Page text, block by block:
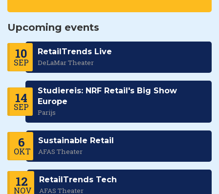
Upcoming events
10
SEP
RetailTrends Live
DeLaMar Theater
14
SEP
Studiereis: NRF Retail's Big Show
Europe
Parijs
6
OKT
Sustainable Retail
AFAS Theater
12
NOV
RetailTrends Tech
AFAS Theater